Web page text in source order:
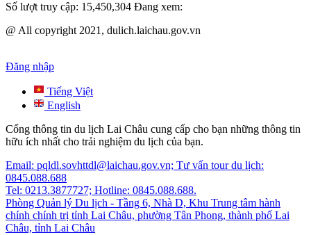
Số lượt truy cập: 15,450,304 Đang xem:
@ All copyright 2021, dulich.laichau.gov.vn
Đăng nhập
Tiếng Việt
English
Cổng thông tin du lịch Lai Châu cung cấp cho bạn những thông tin
hữu ích nhất cho trải nghiệm du lịch của bạn.
Email: pqldl.sovhttdl@laichau.gov.vn; Tư vấn tour du lịch:
0845.088.688
Tel: 0213.3877727; Hotline: 0845.088.688.
Phòng Quản lý Du lịch - Tầng 6, Nhà D, Khu Trung tâm hành
chính chính trị tỉnh Lai Châu, phường Tân Phong, thành phố Lai
Châu, tỉnh Lai Châu